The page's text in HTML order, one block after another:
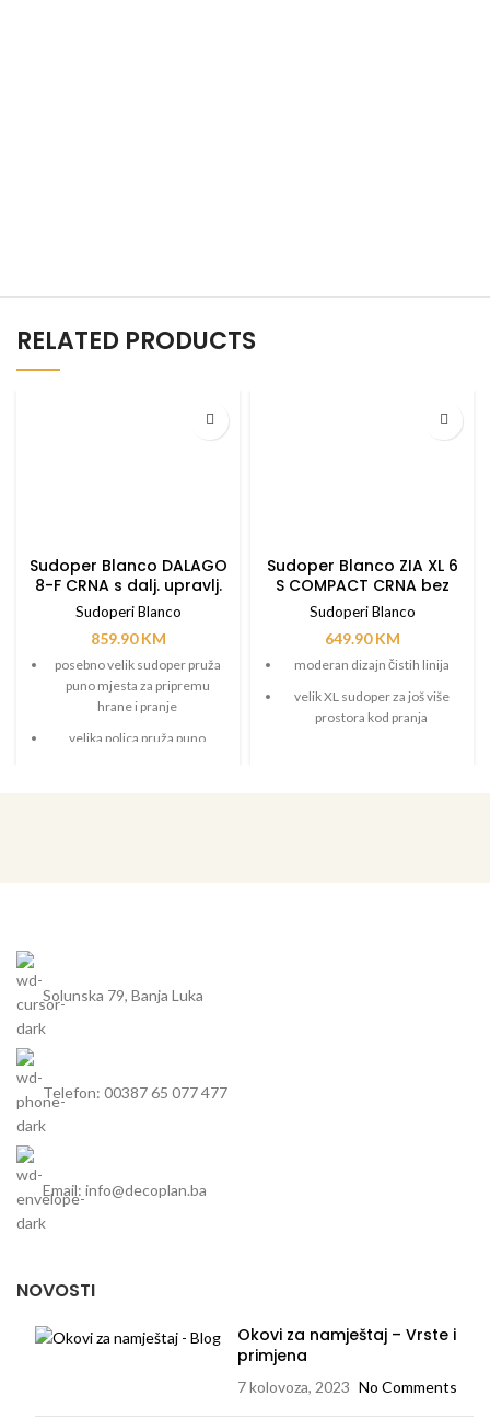
RELATED PRODUCTS
Sudoper Blanco DALAGO
8-F CRNA s dalj. upravlj.
Sudoperi Blanco
859.90KM
posebno velik sudoper pruža
puno mjesta za pripremu
hrane i pranje
velika polica pruža puno
Sudoper Blanco ZIA XL 6
S COMPACT CRNA bez
dalj. upravlj.
Sudoperi Blanco
649.90KM
moderan dizajn čistih linija
velik XL sudoper za još više
prostora kod pranja
Solunska 79, Banja Luka
Telefon: 00387 65 077 477
Email: info@decoplan.ba
NOVOSTI
Okovi za namještaj – Vrste i
primjena
7 kolovoza, 2023 No Comments